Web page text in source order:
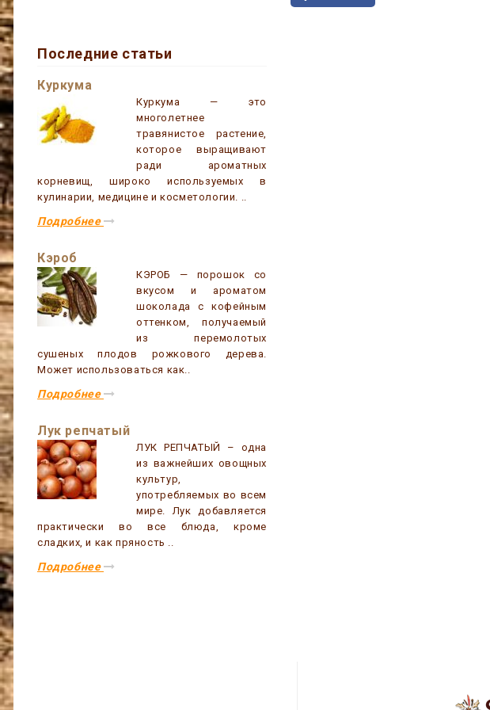
Последние статьи
Куркума
Куркума — это
многолетнее
травянистое растение,
которое выращивают
ради ароматных
корневищ, широко используемых в
кулинарии, медицине и косметологии. ..
Подробнее
Кэроб
КЭРОБ — порошок со
вкусом и ароматом
шоколада c кофейным
оттенком, получаемый
из перемолотых
сушеных плодов рожкового дерева.
Может использоваться как..
Подробнее
Лук репчатый
ЛУК РЕПЧАТЫЙ – одна
из важнейших овощных
культур,
употребляемых во всем
мире. Лук добавляется
практически во все блюда, кроме
сладких, и как пряность ..
Подробнее